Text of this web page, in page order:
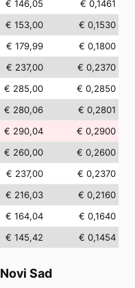
€ 146,05
€ 0,1461
€ 153,00
€ 0,1530
€ 179,99
€ 0,1800
€ 237,00
€ 0,2370
€ 285,00
€ 0,2850
€ 280,06
€ 0,2801
€ 290,04
€ 0,2900
€ 260,00
€ 0,2600
€ 237,00
€ 0,2370
€ 216,03
€ 0,2160
€ 164,04
€ 0,1640
€ 145,42 € 0,1454
Novi Sad